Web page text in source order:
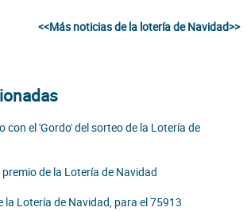
<<Más noticias de la lotería de Navidad>>
con el 'Gordo' del sorteo de la Lotería de
de la Lotería de Navidad
la Lotería de Navidad, para el 75913